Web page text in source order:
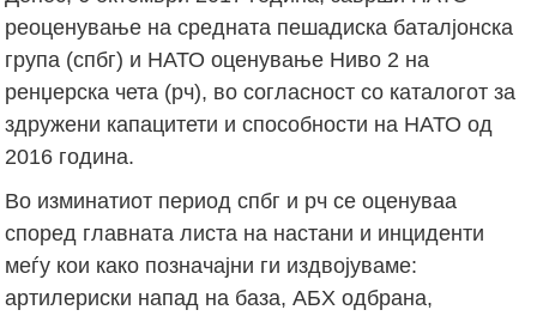
реоценување на средната пешадиска баталјонска
група (спбг) и НАТО оценување Ниво 2 на
ренџерска чета (рч), во согласност со каталогот за
здружени капацитети и способности на НАТО од
2016 година.
Во изминатиот период спбг и рч се оценуваа
според главната листа на настани и инциденти
меѓу кои како позначајни ги издвојуваме:
артилериски напад на база, АБХ одбрана,